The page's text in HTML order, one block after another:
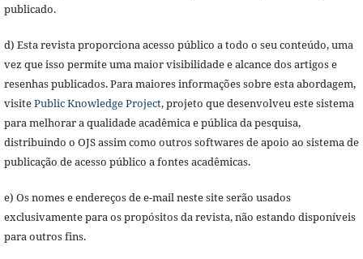
publicado.
d) Esta revista proporciona acesso público a todo o seu conteúdo, uma
vez que isso permite uma maior visibilidade e alcance dos artigos e
resenhas publicados. Para maiores informações sobre esta abordagem,
visitePublic Knowledge Project, projeto que desenvolveu este sistema
para melhorar a qualidade acadêmica e pública da pesquisa,
distribuindo o OJS assim como outros softwares de apoio ao sistema de
publicação de acesso público a fontes acadêmicas.
e) Os nomes e endereços de e-mail neste site serão usados
exclusivamente para os propósitos da revista, não estando disponíveis
para outros fins.